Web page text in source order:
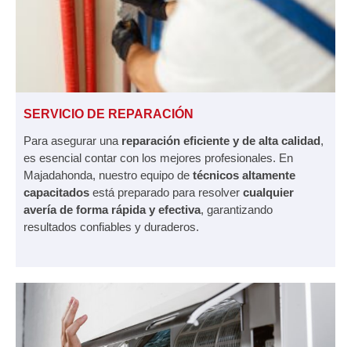
SERVICIO DE REPARACIÓN
Para asegurar una reparación eficiente y de alta calidad,
es esencial contar con los mejores profesionales. En
Majadahonda, nuestro equipo de técnicos altamente
capacitados está preparado para resolver cualquier
avería de forma rápida y efectiva, garantizando
resultados confiables y duraderos.